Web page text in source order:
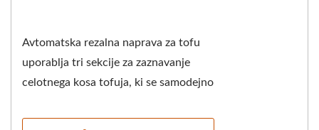
Avtomatska rezalna naprava za tofu
uporablja tri sekcije za zaznavanje
celotnega kosa tofuja, ki se samodejno
horizontalno,...